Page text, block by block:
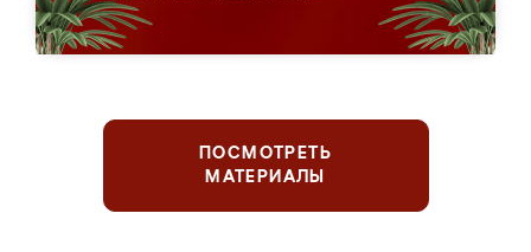
ПОСМОТРЕТЬ
МАТЕРИАЛЫ